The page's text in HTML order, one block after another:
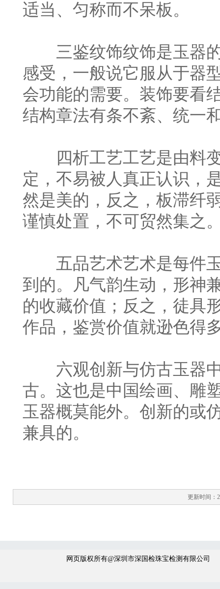
适当、匀称而不呆板。
三鉴纹饰纹饰是玉器的
感受，一般说它服从于器
会功能的需要。装饰要看
结构章法有条不紊、统一
四析工艺工艺是由料变
定，不易被人真正认识，
然是美的，反之，板滞纤
谨慎处置，不可贸然集之
五品艺术艺术是每件玉
到的。凡气韵生动，形神
的收藏价值；反之，徒具
作品，鉴赏价值就逊色得
六观创新与仿古玉器中
古。这也是中国绘画、雕
玉器概莫能外。创新的或
兼具的。
更新时间：
网页版权所有@深圳市深国检珠宝检测有限公司